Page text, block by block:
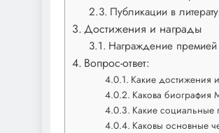
Публикации в
Достижения и награды
Награждение
Вопрос-ответ:
Какие достижения
Какова биография
Какие социальные
Каковы основные